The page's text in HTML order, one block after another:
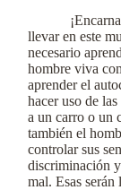
llevar en este
necesario
hombre viva
aprender el
hacer uso de
a un carro o un
también el
controlar sus
discriminación
mal. Esas serán